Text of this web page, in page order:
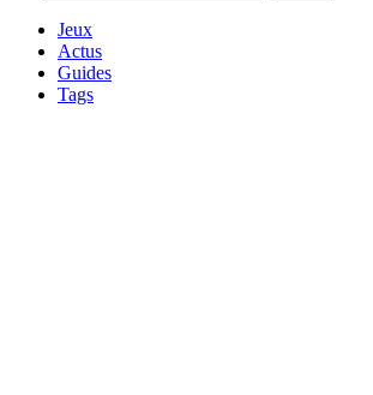
Jeux
Actus
Guides
Tags